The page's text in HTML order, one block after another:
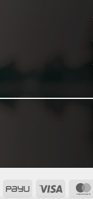
PayU Visa